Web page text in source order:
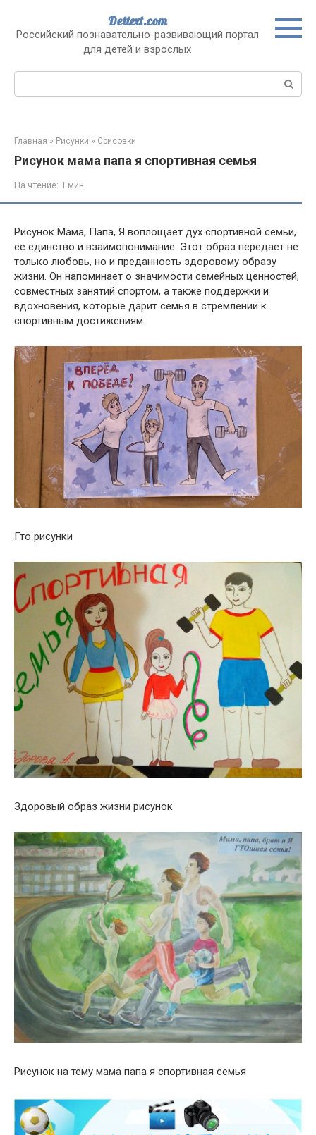
контенту
Dettext.com
Российский познавательно-развивающий портал
для детей и взрослых
Поиск:
Главная » Рисунки » Срисовки
Рисунок мама папа я спортивная семья
На чтение: 1 мин
Рисунок Мама, Папа, Я воплощает дух спортивной семьи,
ее единство и взаимопонимание. Этот образ передает не
только любовь, но и преданность здоровому образу
жизни. Он напоминает о значимости семейных ценностей,
совместных занятий спортом, а также поддержки и
вдохновения, которые дарит семья в стремлении к
спортивным достижениям.
Гто рисунки
Здоровый образ жизни рисунок
Рисунок на тему мама папа я спортивная семья